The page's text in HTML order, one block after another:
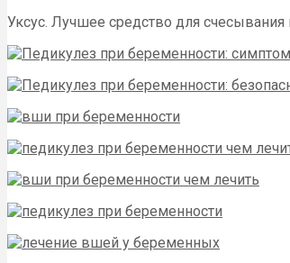
Уксус. Лучшее средство для счесывания